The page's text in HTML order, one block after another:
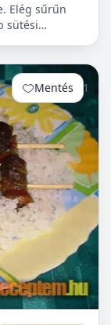
Elég sűrűn
sütési
Mentés 1